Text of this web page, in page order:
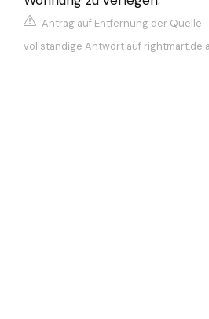
Antrag auf Entfernung der Quelle
vollständige Antwort auf rightmart.de